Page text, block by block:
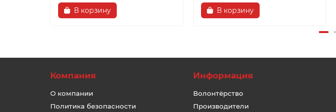
В корзину В корзину
Компания
О компании
Политика безопасности
Информация
Волонтёрство
Производители